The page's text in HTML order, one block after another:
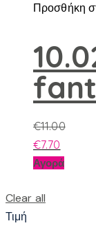
Προσθήκη
€11.00
€7.70
ΑγοράΑυτό
Clear all
Τιμή